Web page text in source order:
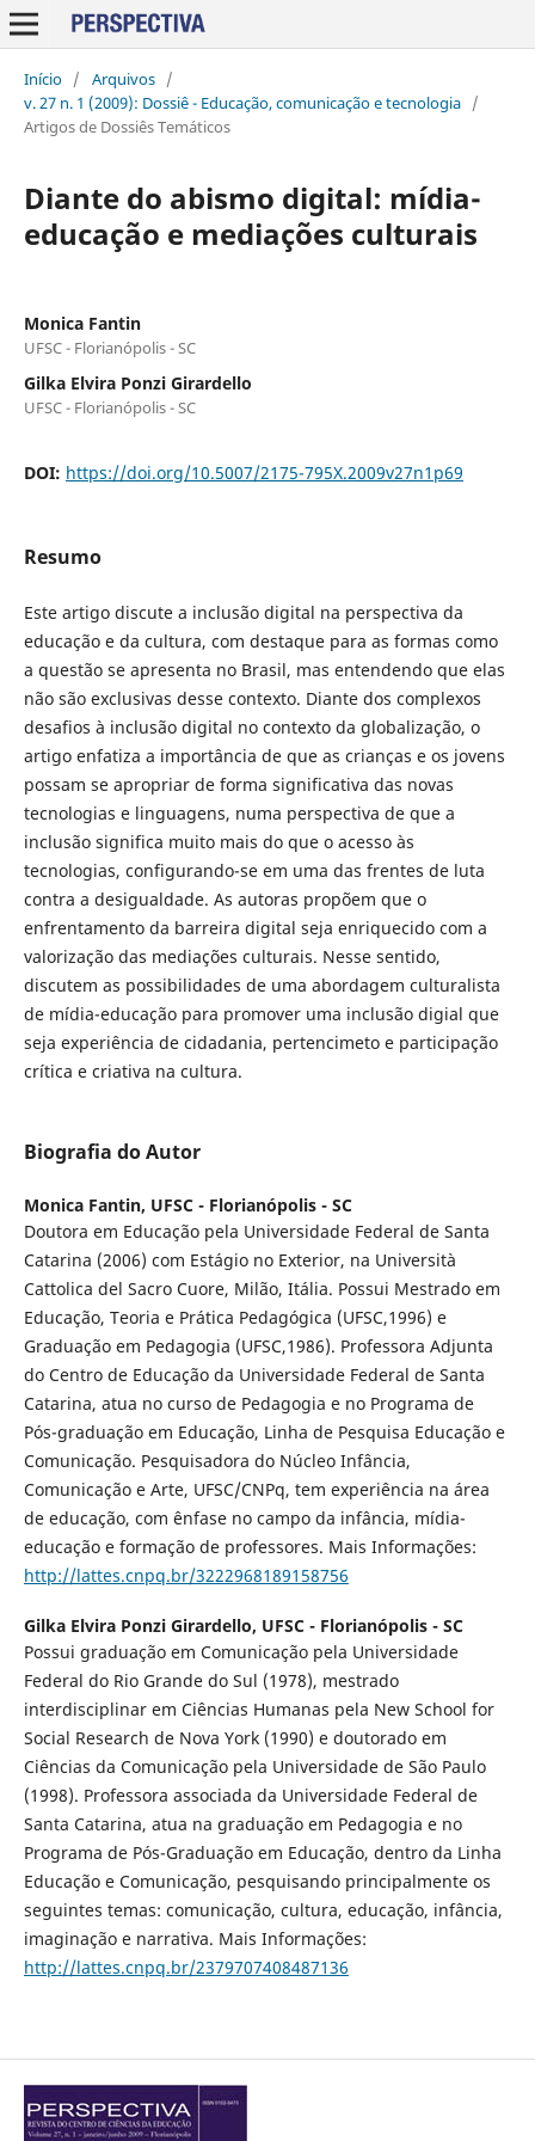
Início / Arquivos /
v. 27 n. 1 (2009): Dossiê - Educação, comunicação e tecnologia /
Artigos de Dossiês Temáticos
Diante do abismo digital: mídia-
educação e mediações culturais
Monica Fantin
UFSC - Florianópolis - SC
Gilka Elvira Ponzi Girardello
UFSC - Florianópolis - SC
DOI: https://doi.org/10.5007/2175-795X.2009v27n1p69
Resumo
Este artigo discute a inclusão digital na perspectiva da
educação e da cultura, com destaque para as formas como
a questão se apresenta no Brasil, mas entendendo que elas
não são exclusivas desse contexto. Diante dos complexos
desafios à inclusão digital no contexto da globalização, o
artigo enfatiza a importância de que as crianças e os jovens
possam se apropriar de forma significativa das novas
tecnologias e linguagens, numa perspectiva de que a
inclusão significa muito mais do que o acesso às
tecnologias, configurando-se em uma das frentes de luta
contra a desigualdade. As autoras propõem que o
enfrentamento da barreira digital seja enriquecido com a
valorização das mediações culturais. Nesse sentido,
discutem as possibilidades de uma abordagem culturalista
de mídia-educação para promover uma inclusão digial que
seja experiência de cidadania, pertencimeto e participação
crítica e criativa na cultura.
Biografia do Autor
Monica Fantin, UFSC - Florianópolis - SC
Doutora em Educação pela Universidade Federal de Santa
Catarina (2006) com Estágio no Exterior, na Università
Cattolica del Sacro Cuore, Milão, Itália. Possui Mestrado em
Educação, Teoria e Prática Pedagógica (UFSC,1996) e
Graduação em Pedagogia (UFSC,1986). Professora Adjunta
do Centro de Educação da Universidade Federal de Santa
Catarina, atua no curso de Pedagogia e no Programa de
Pós-graduação em Educação, Linha de Pesquisa Educação e
Comunicação. Pesquisadora do Núcleo Infância,
Comunicação e Arte, UFSC/CNPq, tem experiência na área
de educação, com ênfase no campo da infância, mídia-
educação e formação de professores. Mais Informações:
http://lattes.cnpq.br/3222968189158756
Gilka Elvira Ponzi Girardello, UFSC - Florianópolis - SC
Possui graduação em Comunicação pela Universidade
Federal do Rio Grande do Sul (1978), mestrado
interdisciplinar em Ciências Humanas pela New School for
Social Research de Nova York (1990) e doutorado em
Ciências da Comunicação pela Universidade de São Paulo
(1998). Professora associada da Universidade Federal de
Santa Catarina, atua na graduação em Pedagogia e no
Programa de Pós-Graduação em Educação, dentro da Linha
Educação e Comunicação, pesquisando principalmente os
seguintes temas: comunicação, cultura, educação, infância,
imaginação e narrativa. Mais Informações:
http://lattes.cnpq.br/2379707408487136